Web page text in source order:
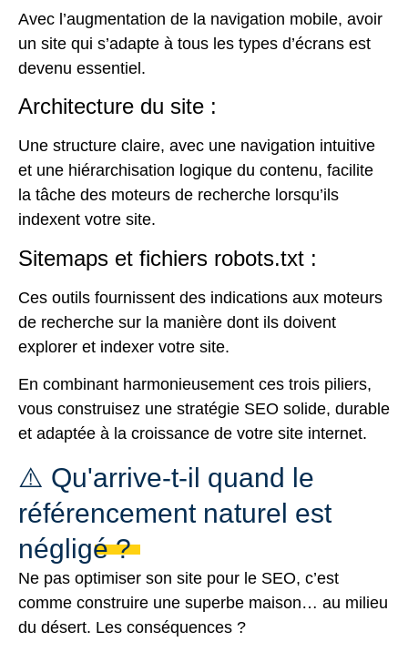
Avec l’augmentation de la navigation mobile, avoir
un site qui s’adapte à tous les types d’écrans est
devenu essentiel.
Architecture du site :
Une structure claire, avec une navigation intuitive
et une hiérarchisation logique du contenu, facilite
la tâche des moteurs de recherche lorsqu’ils
indexent votre site.
Sitemaps et fichiers robots.txt :
Ces outils fournissent des indications aux moteurs
de recherche sur la manière dont ils doivent
explorer et indexer votre site.
En combinant harmonieusement ces trois piliers,
vous construisez une stratégie SEO solide, durable
et adaptée à la croissance de votre site internet.
⚠️ Qu'arrive-t-il quand le
référencement naturel est
négligé ?
Ne pas optimiser son site pour le SEO, c’est
comme construire une superbe maison… au milieu
du désert. Les conséquences ?